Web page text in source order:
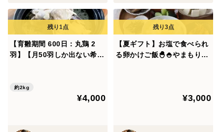
そして！！
写真を見てください！！
この黄金の脂が良質な鶏肉ということを証明していませ
んか？
良質な飼料と十分な運動環境がなければ、臭み0の黄金
の脂を持つ鶏肉を作ることは出来ません。
【育雛期間 600日：丸鶏 2
羽】【月50羽しか出ない希少
【やまもりたまごのいいとこ
約2kg
¥4,000
【夏ギフト】お塩で食べられ
る卵かけご飯🐣🍚やまもりた
¥3,000